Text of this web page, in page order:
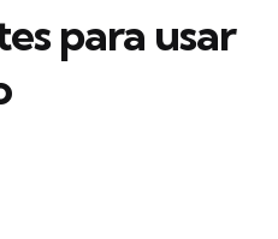
para usar